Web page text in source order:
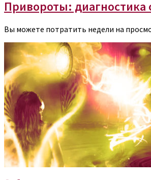
Привороты: диагностика
Вы можете потратить недели на